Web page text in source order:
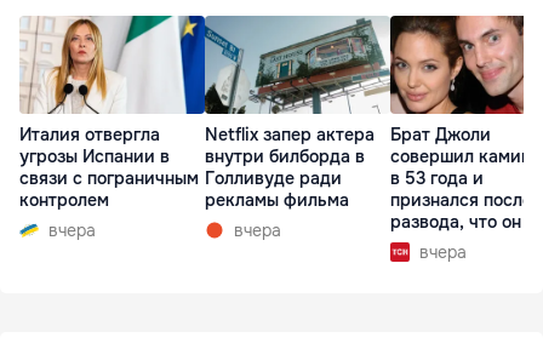
Италия отвергла
угрозы Испании в
связи с пограничным
контролем
вчера
Netflix запер актера
внутри билборда в
Голливуде ради
рекламы фильма
вчера
Брат Джоли
совершил
в 53 года и
признался после
развода, что он
вчера